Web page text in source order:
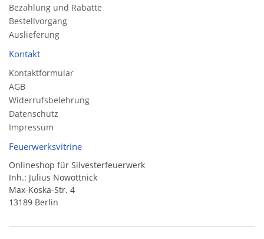
Bezahlung und Rabatte
Bestellvorgang
Auslieferung
Kontakt
Kontaktformular
AGB
Widerrufsbelehrung
Datenschutz
Impressum
Feuerwerksvitrine
Onlineshop für Silvesterfeuerwerk
Inh.: Julius Nowottnick
Max-Koska-Str. 4
13189 Berlin